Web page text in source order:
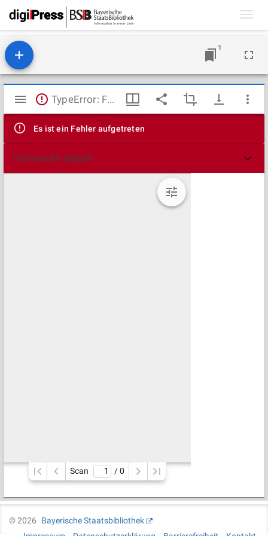
1
Mirador
Viewer
TypeError: Failed to fetch
Es ist ein Fehler aufgetreten
Technische Details
Scan / 0
©2026
Bayerische Staatsbibliothek